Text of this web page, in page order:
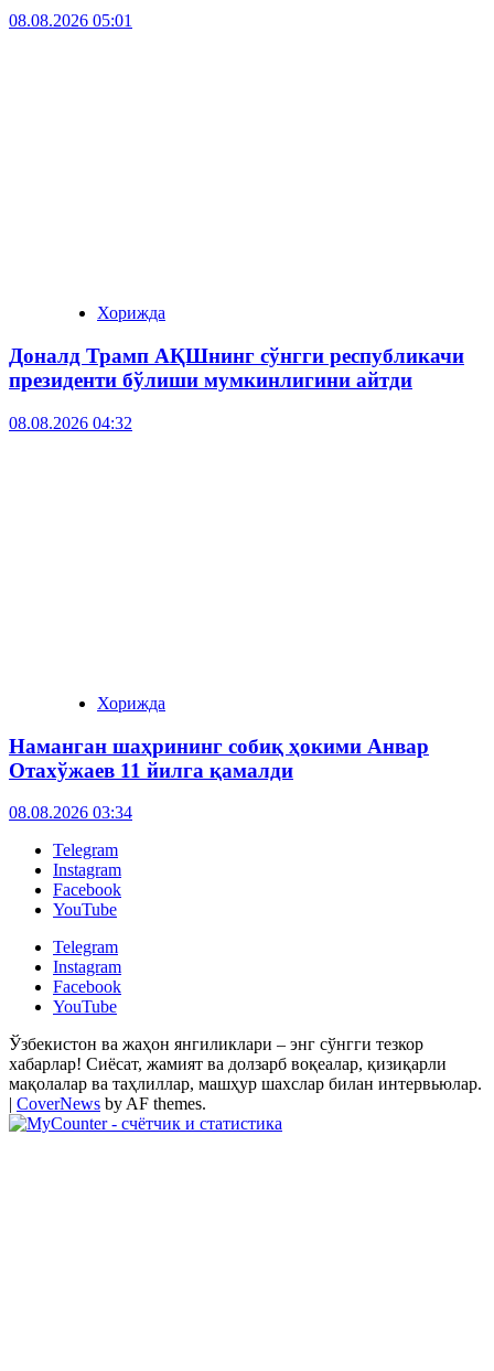
08.08.2026 05:01
Хорижда
Доналд Трамп АҚШнинг сўнгги республикачи
президенти бўлиши мумкинлигини айтди
08.08.2026 04:32
Хорижда
Наманган шаҳрининг собиқ ҳокими Анвар
Отахўжаев 11 йилга қамалди
08.08.2026 03:34
Telegram
Instagram
Facebook
YouTube
Telegram
Instagram
Facebook
YouTube
Ўзбекистон ва жаҳон янгиликлари – энг сўнгги тезкор
хабарлар! Сиёсат, жамият ва долзарб воқеалар, қизиқарли
мақолалар ва таҳлиллар, машҳур шахслар билан интервьюлар.
| CoverNews by AF themes.